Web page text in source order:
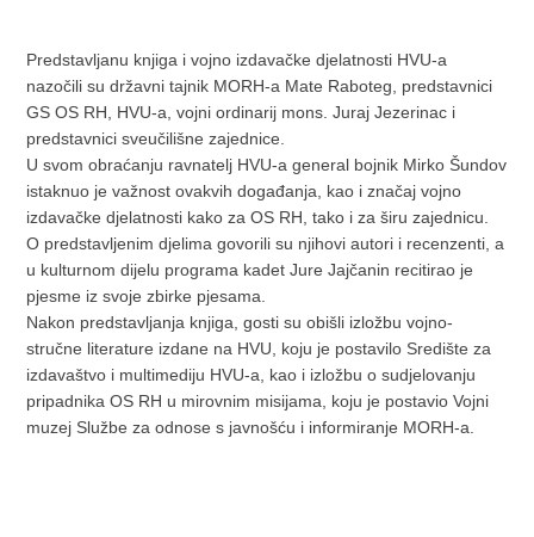
Predstavljanu knjiga i vojno izdavačke djelatnosti HVU-a
nazočili su državni tajnik MORH-a Mate Raboteg, predstavnici
GS OS RH, HVU-a, vojni ordinarij mons. Juraj Jezerinac i
predstavnici sveučilišne zajednice.
U svom obraćanju ravnatelj HVU-a general bojnik Mirko Šundov
istaknuo je važnost ovakvih događanja, kao i značaj vojno
izdavačke djelatnosti kako za OS RH, tako i za širu zajednicu.
O predstavljenim djelima govorili su njihovi autori i recenzenti, a
u kulturnom dijelu programa kadet Jure Jajčanin recitirao je
pjesme iz svoje zbirke pjesama.
Nakon predstavljanja knjiga, gosti su obišli izložbu vojno-
stručne literature izdane na HVU, koju je postavilo Središte za
izdavaštvo i multimediju HVU-a, kao i izložbu o sudjelovanju
pripadnika OS RH u mirovnim misijama, koju je postavio Vojni
muzej Službe za odnose s javnošću i informiranje MORH-a.